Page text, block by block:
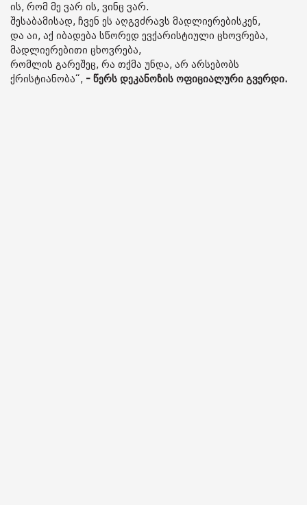
ის, რომ მე ვარ ის, ვინც ვარ.
შესაბამისად, ჩვენ ეს აღგვძრავს მადლიერებისკენ,
და აი, აქ იბადება სწორედ ევქარისტიული ცხოვრება,
მადლიერებითი ცხოვრება,
რომლის გარეშეც, რა თქმა უნდა, არ არსებობს
ქრისტიანობა“, - წერს დეკანოზის ოფიციალური გვერდი.